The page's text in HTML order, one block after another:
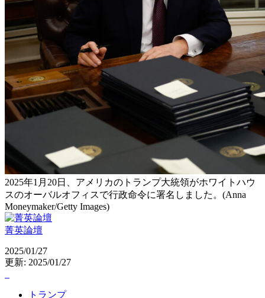
2025年1月20日、アメリカのトランプ大統領がホワイトハウ
スのオーバルオフィスで行政命令に署名しました。(Anna
Moneymaker/Getty Images)
菁英論壇
2025/01/27
更新: 2025/01/27
トランプ